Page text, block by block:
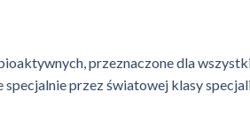
przeznaczone dla
przez światowej klasy